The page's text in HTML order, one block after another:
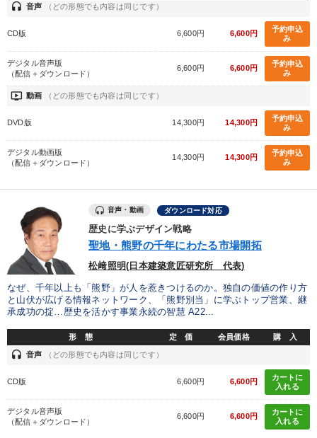
入門篇 営業
ビジネスモデル
※「更新」を押すと「テーマ」「キーワード」を更新いただけます。
ondemand_video 経営音声・動画を探す refresh 更新する
全国経営者セミナー収録物以外の経営教材（全762タイトル）からお探
カテゴリー
147回春季大会
【最新刊】精神科医・和田秀樹の「老いない力」＋健康な社長と
会社をつくる厳選講話
【2月】音声・映像 歴史・古典に学ぶ実務講話
【3月】音声・映像
オーナー社長の「現場力の経営」＋現場の「儲ける力」をさらに
高める教材２選
headset 音声 （どの形態でも内容は同じです）
CD版 6,600円 6,600円
予約申込
み
デジタル音声版
（配信＋ダウンロード）
6,600円 6,600円
予約申込
み
ondemand_video 動画 （どの形態でも内容は同じです）
DVD版 14,300円 14,300円
予約申込
み
デジタル動画版
（配信＋ダウンロード）
14,300円 14,300円
予約申込
み
音声・動画 ダウンロード対応
歴史に学ぶデザイン戦略
聖地・熊野の千年にわたる市場開拓
松﨑照明(日本建築意匠研究所 代表)
なぜ、千年以上も「熊野」が人を惹きつけるのか。独自の価値の作り方
と山伏が広げる情報ネットワーク、「熊野別当」に学ぶトップ営業、継
承成功の掟…歴史を活かす事業永続の智慧 A22...
形 態 定 価 会員価格 購 入
headset 音声 （どの形態でも内容は同じです）
CD版 6,600円 6,600円
カートに
入れる
デジタル音声版
（配信＋ダウンロード）
6,600円 6,600円
カートに
入れる